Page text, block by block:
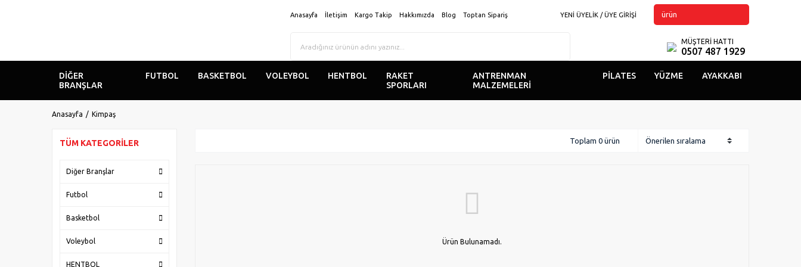
Anasayfa İletişim Kargo Takip Hakkımızda Blog Toptan Sipariş YENİ ÜYELİK / ÜYE GİRİŞİ ürün
MÜŞTERİ HATTI
0507 487 1929
DIĞER
BRANŞLAR
FUTBOL BASKETBOL VOLEYBOL HENTBOL
RAKET
SPORLARI
ANTRENMAN
MALZEMELERİ
PILATES YÜZME AYAKKABI
Anasayfa Kimpaş
TÜM KATEGORILER
Diğer Branşlar
Futbol
Basketbol
Voleybol
HENTBOL
Toplam 0 ürün
Ürün Bulunamadı.